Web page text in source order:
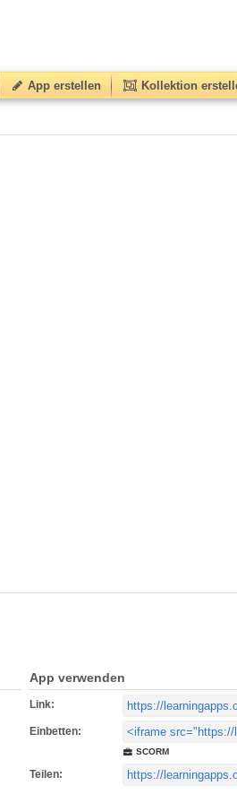
App erstellen Kollektion
App verwenden
Link:
Einbetten:
SCORM
Teilen: